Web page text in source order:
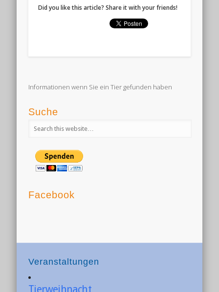
Did you like this article? Share it with your friends!
Informationen wenn Sie ein Tier gefunden haben
Suche
Facebook
Veranstaltungen
Tierweihnacht